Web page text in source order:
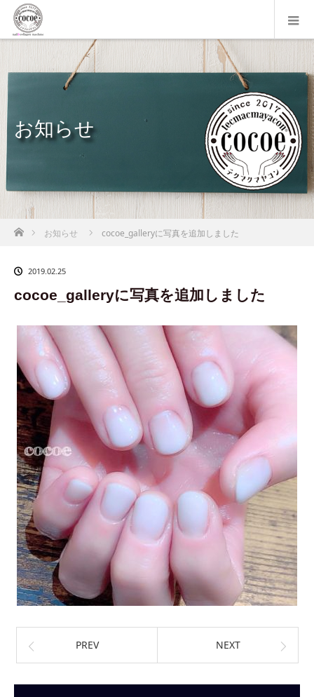
お知らせ
ホームお知らせ cocoe_galleryに写真を追加しました
2019.02.25
cocoe_galleryに写真を追加しました
PREV NEXT